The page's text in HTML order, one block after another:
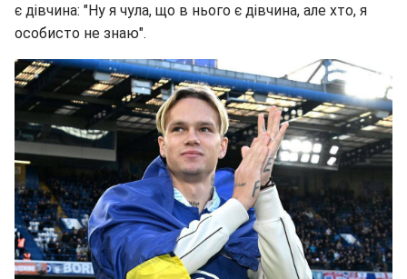
є дівчина: "Ну я чула, що в нього є дівчина, але хто, я
особисто не знаю".